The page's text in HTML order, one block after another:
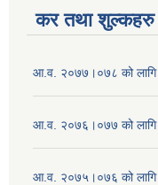
कर तथा शुल्कहरु
आ.व. २०७७।०७८ को लागि
आ.व. २०७६।०७७ को लागि
आ.व. २०७५।०७६ को लागि